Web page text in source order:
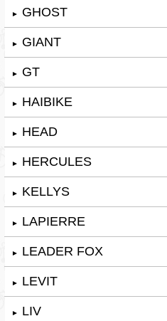
► GHOST
► GIANT
► GT
► HAIBIKE
► HEAD
► HERCULES
► KELLYS
► LAPIERRE
► LEADER FOX
► LEVIT
► LIV